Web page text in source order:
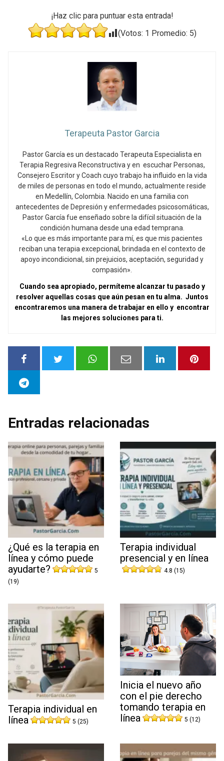
¡Haz clic para puntuar esta entrada!
(Votos: 1 Promedio: 5)
Terapeuta Pastor Garcia
Pastor García es un destacado Terapeuta Especialista en
Terapia Regresiva Reconstructiva y en escuchar Personas,
Consejero Escritor y Coach cuyo trabajo ha influido en la vida
de miles de personas en todo el mundo, actualmente reside
en Medellín, Colombia. Nacido en una familia con
antecedentes de Depresión y enfermedades psicosomáticas,
Pastor García fue enseñado sobre la difícil situación de la
condición humana desde una edad temprana.
«Lo que es más importante para mí, es que mis pacientes
reciban una terapia excepcional, brindada en el contexto de
apoyo incondicional, sin prejuicios, aceptación, seguridad y
compasión».
Cuando sea apropiado, permíteme alcanzar tu pasado y
resolver aquellas cosas que aún pesan en tu alma. Juntos
encontraremos una manera de trabajar en ello y encontrar
las mejores soluciones para ti.
Entradas relacionadas
¿Qué es la terapia en
línea y cómo puede
ayudarte?
5
(19)
Terapia individual
presencial y en línea
4.8 (15)
Terapia individual en
línea
5 (25)
Inicia el nuevo año
con el pie derecho
tomando terapia en
línea
5 (12)